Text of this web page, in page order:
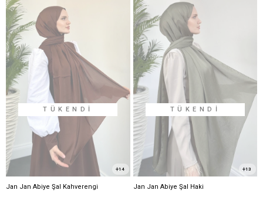
TÜKENDI
Jan Jan Abiye Şal Kahverengi
14
TÜKENDI
Jan Jan Abiye Şal Haki
13